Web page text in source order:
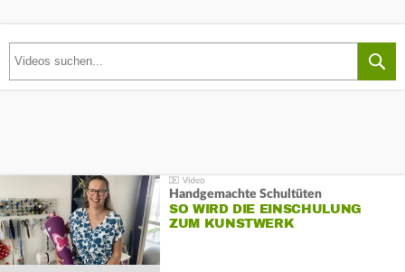
Handgemachte Schultüten
SO WIRD DIE EINSCHULUNG
ZUM KUNSTWERK